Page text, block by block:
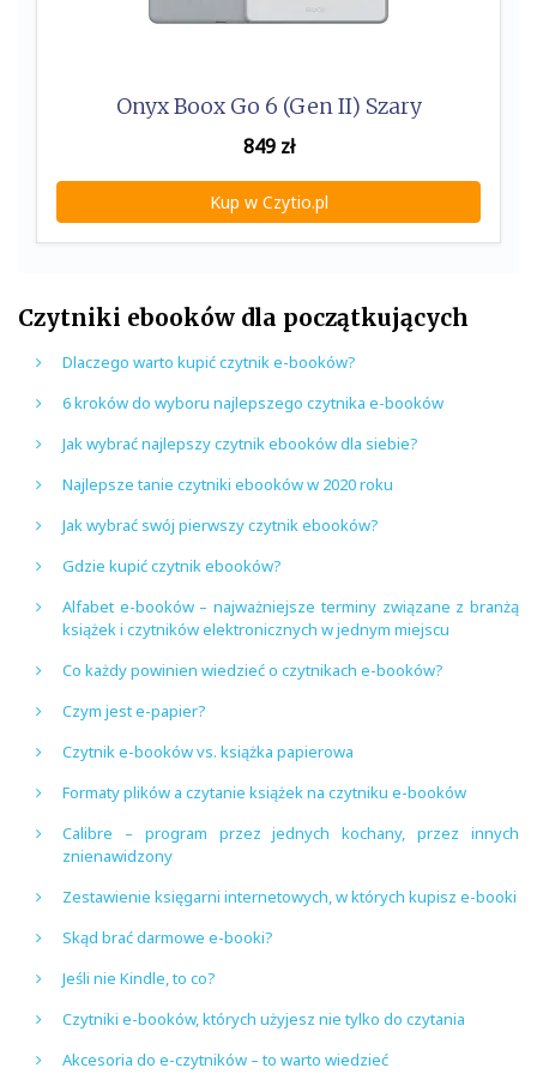
Onyx Boox Go 6 (Gen II) Szary
849zł
Kup w Czytio.pl
Czytniki ebooków dla początkujących
Dlaczego warto kupić czytnik e-booków?
6 kroków do wyboru najlepszego czytnika e-booków
Jak wybrać najlepszy czytnik ebooków dla siebie?
Najlepsze tanie czytniki ebooków w 2020 roku
Jak wybrać swój pierwszy czytnik ebooków?
Gdzie kupić czytnik ebooków?
Alfabet e-booków – najważniejsze terminy związane z branżą
książek i czytników elektronicznych w jednym miejscu
Co każdy powinien wiedzieć o czytnikach e-booków?
Czym jest e-papier?
Czytnik e-booków vs. książka papierowa
Formaty plików a czytanie książek na czytniku e-booków
Calibre – program przez jednych kochany, przez innych
znienawidzony
Zestawienie księgarni internetowych, w których kupisz e-booki
Skąd brać darmowe e-booki?
Jeśli nie Kindle, to co?
Czytniki e-booków, których użyjesz nie tylko do czytania
Akcesoria do e-czytników – to warto wiedzieć